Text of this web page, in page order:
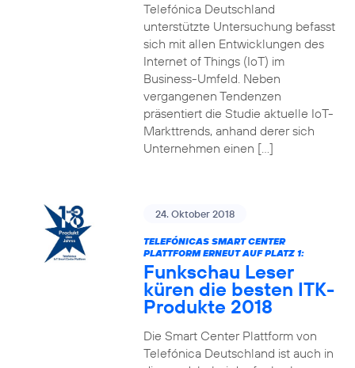
Telefónica Deutschland
unterstützte Untersuchung befasst
sich mit allen Entwicklungen des
Internet of Things (IoT) im
Business-Umfeld. Neben
vergangenen Tendenzen
präsentiert die Studie aktuelle IoT-
Markttrends, anhand derer sich
Unternehmen einen […]
24. Oktober 2018
TELEFÓNICAS SMART CENTER
PLATTFORM ERNEUT AUF PLATZ 1:
Funkschau Leser
küren die besten ITK-
Produkte 2018
Die Smart Center Plattform von
Telefónica Deutschland ist auch in